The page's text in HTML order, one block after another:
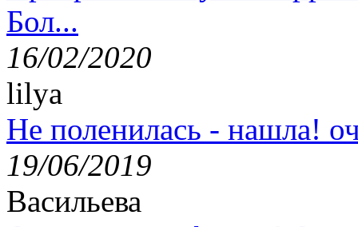
Бол...
16/02/2020
lilya
Не поленилась - нашла!
19/06/2019
Васильева